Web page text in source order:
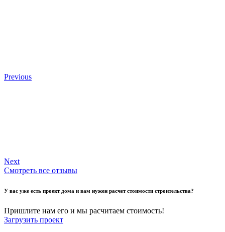
Previous
Next
Смотреть все отзывы
У вас уже есть проект дома и вам нужен расчет стоимости строительства?
Пришлите нам его и мы расчитаем стоимость!
Загрузить проект